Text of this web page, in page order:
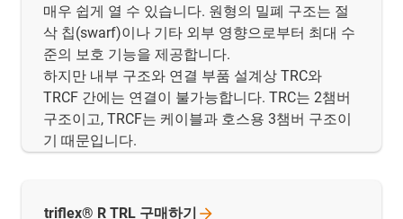
매우 쉽게 열 수 있습니다. 원형의 밀폐 구조는 절
삭 칩(swarf)이나 기타 외부 영향으로부터 최대 수
준의 보호 기능을 제공합니다.
하지만 내부 구조와 연결 부품 설계상 TRC와
TRCF 간에는 연결이 불가능합니다. TRC는 2챔버
구조이고, TRCF는 케이블과 호스용 3챔버 구조이
기 때문입니다.
triflex® R TRL 구매하기